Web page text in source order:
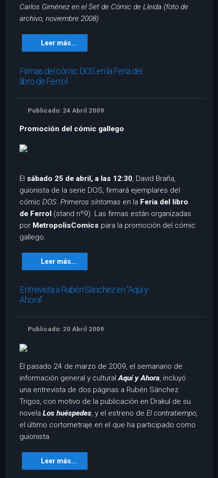
Carlos Giménez en el Set de Cómic de Lleida (foto de
archivo, noviembre 2008)
Leer más...
Firmas del cómic DOS en la Feria del
libro de Ferrol
Publicado: 24 Abril 2009
Promoción del cómic gallego
El sábado 25 de abril, a las 12:30, David Braña,
guionista de la serie DOS, firmará ejemplares del
cómic DOS. Primeros síntomas en la Feria del libro
de Ferrol (stand nº9). Las firmas están organizadas
por MetropolisComics para la promoción del cómic
gallego.
Leer más...
Entrevista a Rubén Sánchez en "Aquí y
Ahora"
Publicado: 20 Abril 2009
El pasado 24 de marzo de 2009, el semanario de
información general y culturalAquí y Ahora, incluyó
una entrevista de dos páginas a Rubén Sánchez
Trigos, con motivo de la publicación en Drakul de su
novela Los huéspedes, y el estreno de El contratiempo,
el último cortometraje en el que ha participado como
guionista.
Leer más...